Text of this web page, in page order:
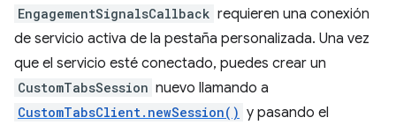
EngagementSignalsCallback requieren una conexión
de servicio activa de la pestaña personalizada. Una vez
que el servicio esté conectado, puedes crear un
CustomTabsSession nuevo llamando a
CustomTabsClient.newSession() y pasando el